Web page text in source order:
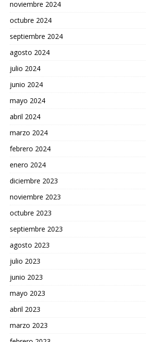
noviembre 2024
octubre 2024
septiembre 2024
agosto 2024
julio 2024
junio 2024
mayo 2024
abril 2024
marzo 2024
febrero 2024
enero 2024
diciembre 2023
noviembre 2023
octubre 2023
septiembre 2023
agosto 2023
julio 2023
junio 2023
mayo 2023
abril 2023
marzo 2023